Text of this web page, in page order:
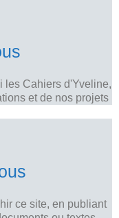
les Cahiers d'Yveline,
et de nos projets
ce site, en publiant